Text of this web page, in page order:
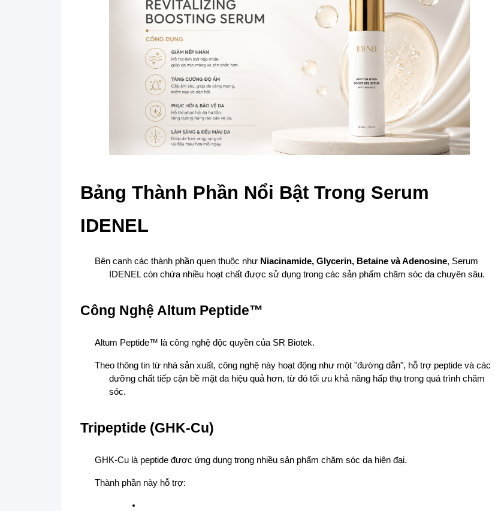
Bảng Thành Phần Nổi Bật Trong Serum
IDENEL
Bên cạnh các thành phần quen thuộc như Niacinamide, Glycerin, Betaine và Adenosine, Serum
IDENEL còn chứa nhiều hoạt chất được sử dụng trong các sản phẩm chăm sóc da chuyên sâu.
Công Nghệ Altum Peptide™
Altum Peptide™ là công nghệ độc quyền của SR Biotek.
Theo thông tin từ nhà sản xuất, công nghệ này hoạt động như một "đường dẫn", hỗ trợ peptide và các
dưỡng chất tiếp cận bề mặt da hiệu quả hơn, từ đó tối ưu khả năng hấp thụ trong quá trình chăm
sóc.
Tripeptide (GHK-Cu)
GHK-Cu là peptide được ứng dụng trong nhiều sản phẩm chăm sóc da hiện đại.
Thành phần này hỗ trợ: